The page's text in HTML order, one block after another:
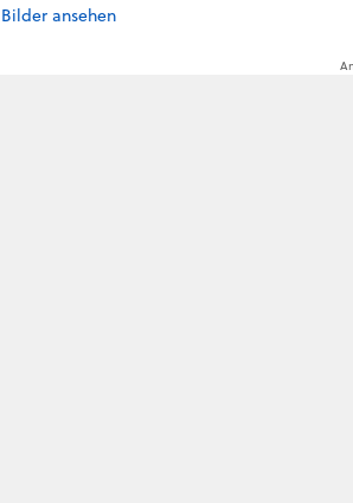
ansehen